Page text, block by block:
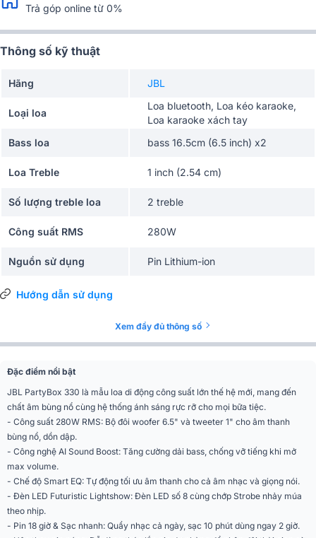
Trả góp online từ 0%
Thông số kỹ thuật
Hãng JBL
Loại loa
Loa bluetooth, Loa kéo karaoke,
Loa karaoke xách tay
Bass loa
bass 16.5cm (6.5 inch) x2
Loa Treble 1 inch (2.54 cm)
Số lượng treble loa 2 treble
Công suất RMS 280W
Nguồn sử dụng Pin Lithium-ion
Thời gian sử dụng
3h
Công nghệ âm thanh JBL Legendary Pro Audio Sound
Phím điều khiển
Tần số đáp tuyến 40Hz - 20kHz
Số đường tiếng
Tiện ích
Kết nối nhiều loa Auracast
Chống nước
IPX4
Điều khiển từ xa Có
Hướng dẫn sử dụng
Xem đầy đủ thông số
Đặc điểm nổi bật
JBL PartyBox 330 là mẫu loa di động công suất lớn thế hệ mới, mang đến
chất âm bùng nổ cùng hệ thống ánh sáng rực rỡ cho mọi bữa tiệc.
- Công suất 280W RMS: Bộ đôi woofer 6.5" và tweeter 1" cho âm thanh
bùng nổ, dồn dập.
- Công nghệ AI Sound Boost: Tăng cường dải bass, chống vỡ tiếng khi mở
max volume.
- Chế độ Smart EQ: Tự động tối ưu âm thanh cho cả âm nhạc và giọng nói.
- Đèn LED Futuristic Lightshow: Đèn LED số 8 cùng chớp Strobe nhảy múa
theo nhịp.
- Pin 18 giờ & Sạc nhanh: Quẩy nhạc cả ngày, sạc 10 phút dùng ngay 2 giờ.